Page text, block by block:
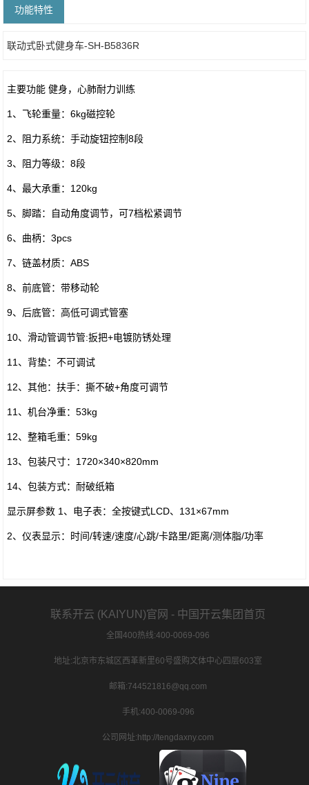
功能特性
联动式卧式健身车-SH-B5836R
主要功能 健身，心肺耐力训练
1、飞轮重量：6kg磁控轮
2、阻力系统：手动旋钮控制8段
3、阻力等级：8段
4、最大承重：120kg
5、脚踏：自动角度调节，可7档松紧调节
6、曲柄：3pcs
7、链盖材质：ABS
8、前底管：带移动轮
9、后底管：高低可调式管塞
10、滑动管调节管:扳把+电镀防锈处理
11、背垫：不可调试
12、其他：扶手：撕不破+角度可调节
11、机台净重：53kg
12、整箱毛重：59kg
13、包装尺寸：1720×340×820mm
14、包装方式：耐破纸箱
显示屏参数 1、电子表：全按键式LCD、131×67mm
2、仪表显示：时间/转速/速度/心跳/卡路里/距离/测体脂/功率
联系开云 (KAIYUN)官网 - 中国开云集团首页
全国400热线:400-0069-096
地址:北京市东城区西革新里60号盛购文体中心四层603室
邮箱:744521816@qq.com
手机:400-0069-096
公司网址:http://tengdaxny.com